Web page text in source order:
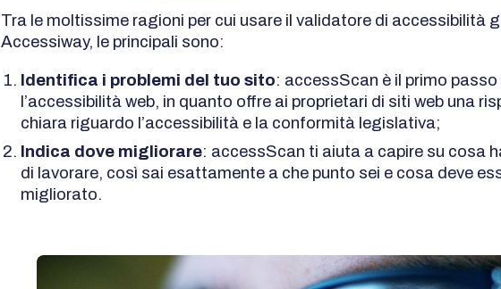
Tra le moltissime ragioni per cui usare il validatore di accessibilità
Accessiway, le principali sono:
Identifica i problemi del tuo sito: accessScan è il primo passo
l’accessibilità web, in quanto offre ai proprietari di siti web una
chiara riguardo l’accessibilità e la conformità legislativa;
Indica dove migliorare: accessScan ti aiuta a capire su cosa
di lavorare, così sai esattamente a che punto sei e cosa deve
migliorato.